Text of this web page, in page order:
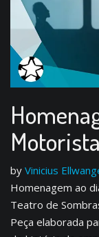
Motorista
by Vinicius
Homenagem ao
Teatro de
Peça elaborada